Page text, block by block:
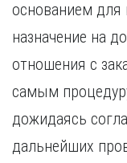
основанием для
назначение на
отношения с
самым
дожидаясь
дальнейших